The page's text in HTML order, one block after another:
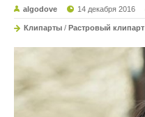
algodove 14 декабря 2016
Клипарты / Растровый клипарт